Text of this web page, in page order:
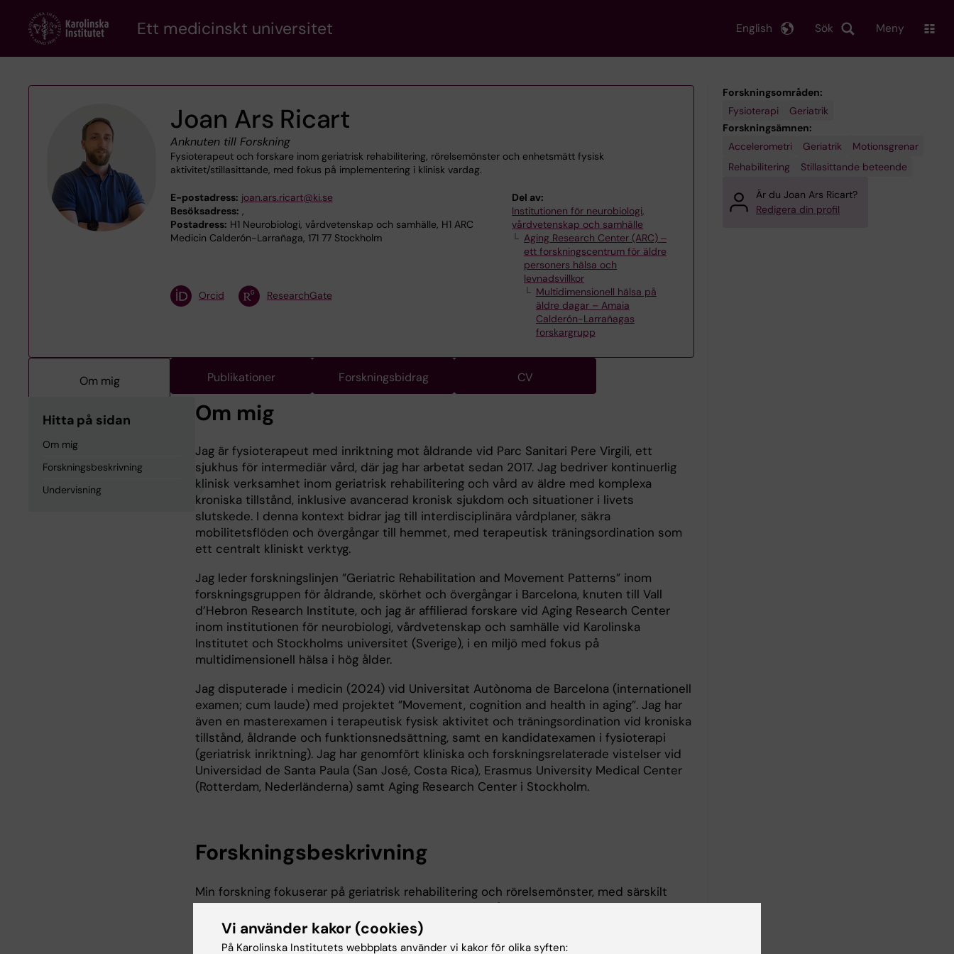
content
Ett medicinskt universitet Sök
English Meny
Joan Ars Ricart
Anknuten till Forskning
Fysioterapeut och forskare inom geriatrisk rehabilitering, rörelsemönster och enhetsmätt fysisk
aktivitet/stillasittande, med fokus på implementering i klinisk vardag.
E-postadress: joan.ars.ricart@ki.se
Besöksadress: ,
Postadress: H1 Neurobiologi, vårdvetenskap och samhälle, H1 ARC
Medicin Calderón-Larrañaga, 171 77 Stockholm
Del av:
Institutionen för neurobiologi,
vårdvetenskap och samhälle
Aging Research Center (ARC) ‒
ett forskningscentrum för äldre
personers hälsa och
levnadsvillkor
Multidimensionell hälsa på
äldre dagar – Amaia
Calderón-Larrañagas
forskargrupp
Orcid ResearchGate
Om mig Publikationer Forskningsbidrag CV
Hitta på sidan
Om mig
Forskningsbeskrivning
Undervisning
Om mig
Jag är fysioterapeut med inriktning mot åldrande vid Parc Sanitari Pere Virgili, ett
sjukhus för intermediär vård, där jag har arbetat sedan 2017. Jag bedriver kontinuerlig
klinisk verksamhet inom geriatrisk rehabilitering och vård av äldre med komplexa
kroniska tillstånd, inklusive avancerad kronisk sjukdom och situationer i livets
slutskede. I denna kontext bidrar jag till interdisciplinära vårdplaner, säkra
mobilitetsflöden och övergångar till hemmet, med terapeutisk träningsordination som
ett centralt kliniskt verktyg.
Jag leder forskningslinjen ”Geriatric Rehabilitation and Movement Patterns” inom
forskningsgruppen för åldrande, skörhet och övergångar i Barcelona, knuten till Vall
d’Hebron Research Institute, och jag är affilierad forskare vid Aging Research Center
inom institutionen för neurobiologi, vårdvetenskap och samhälle vid Karolinska
Institutet och Stockholms universitet (Sverige), i en miljö med fokus på
multidimensionell hälsa i hög ålder.
Jag disputerade i medicin (2024) vid Universitat Autònoma de Barcelona (internationell
examen; cum laude) med projektet ”Movement, cognition and health in aging”. Jag har
även en masterexamen i terapeutisk fysisk aktivitet och träningsordination vid kroniska
tillstånd, åldrande och funktionsnedsättning, samt en kandidatexamen i fysioterapi
(geriatrisk inriktning). Jag har genomfört kliniska och forskningsrelaterade vistelser vid
Universidad de Santa Paula (San José, Costa Rica), Erasmus University Medical Center
(Rotterdam, Nederländerna) samt Aging Research Center i Stockholm.
Forskningsbeskrivning
Min forskning fokuserar på geriatrisk rehabilitering och rörelsemönster, med särskilt
intresse för objektiv bedömning av rörelsebeteende (enhetsmätt fysisk aktivitet och
stillasittande). Jag studerar hur dessa mönster hänger samman med funktion, kognition
och kliniska utfall hos äldre, samt hur rehabiliteringsstrategier kan utformas så att de
Forskningsområden:
Fysioterapi
Geriatrik
Forskningsämnen:
Accelerometri
Geriatrik
Motionsgrenar
Rehabilitering
Stillasittande beteende
Är du Joan Ars Ricart?
Redigera din profil
Vi använder kakor (cookies)
På Karolinska Institutets webbplats använder vi kakor för olika syften: